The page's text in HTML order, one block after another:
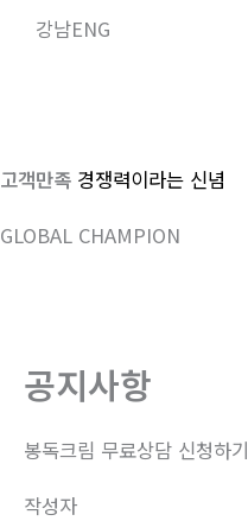
너
기
강남ENG
고객만족 경쟁력이라는 신념
GLOBAL CHAMPION
공지사항
봉독크림 무료상담 신청하기
작성자